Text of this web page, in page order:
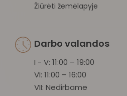
Žiūrėti žemėlapyje
Darbo valandos
I - V: 11:00 – 19:00
VI: 11:00 – 16:00
VII: Nedirbame